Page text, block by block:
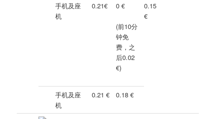
手机及座
机
0.21€ 0 €
(前10分
钟免
费，之
后0.02
€)
0.15
€
手机及座
机
0.21 € 0.18 €